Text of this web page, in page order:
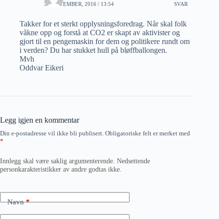
30 NOVEMBER, 2016 / 13:54 SVAR
Takker for et sterkt opplysningsforedrag. Når skal folk
våkne opp og forstå at CO2 er skapt av aktivister og
gjort til en pengemaskin for dem og politikere rundt om
i verden? Du har stukket hull på bløffballongen.
Mvh
Oddvar Eikeri
Legg igjen en kommentar
Din e-postadresse vil ikke bli publisert. Obligatoriske felt er merket med
*
Innlegg skal være saklig argumenterende. Nedsettende
personkarakteristikker av andre godtas ikke.
Navn*